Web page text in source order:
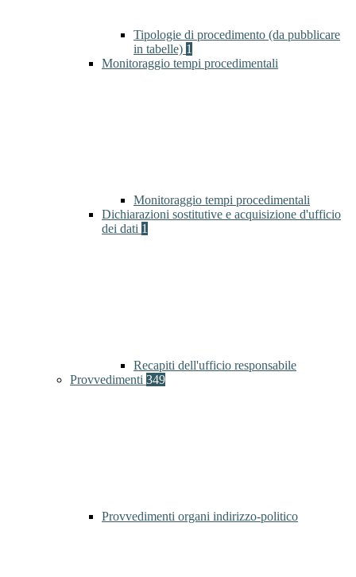
Tipologie di procedimento (da pubblicare
in tabelle) 1
Monitoraggio tempi procedimentali
Monitoraggio tempi procedimentali
Dichiarazioni sostitutive e acquisizione d'ufficio
dei dati 1
Recapiti dell'ufficio responsabile
Provvedimenti 349
Provvedimenti organi indirizzo-politico